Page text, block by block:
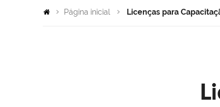
Página inicial Licenças para